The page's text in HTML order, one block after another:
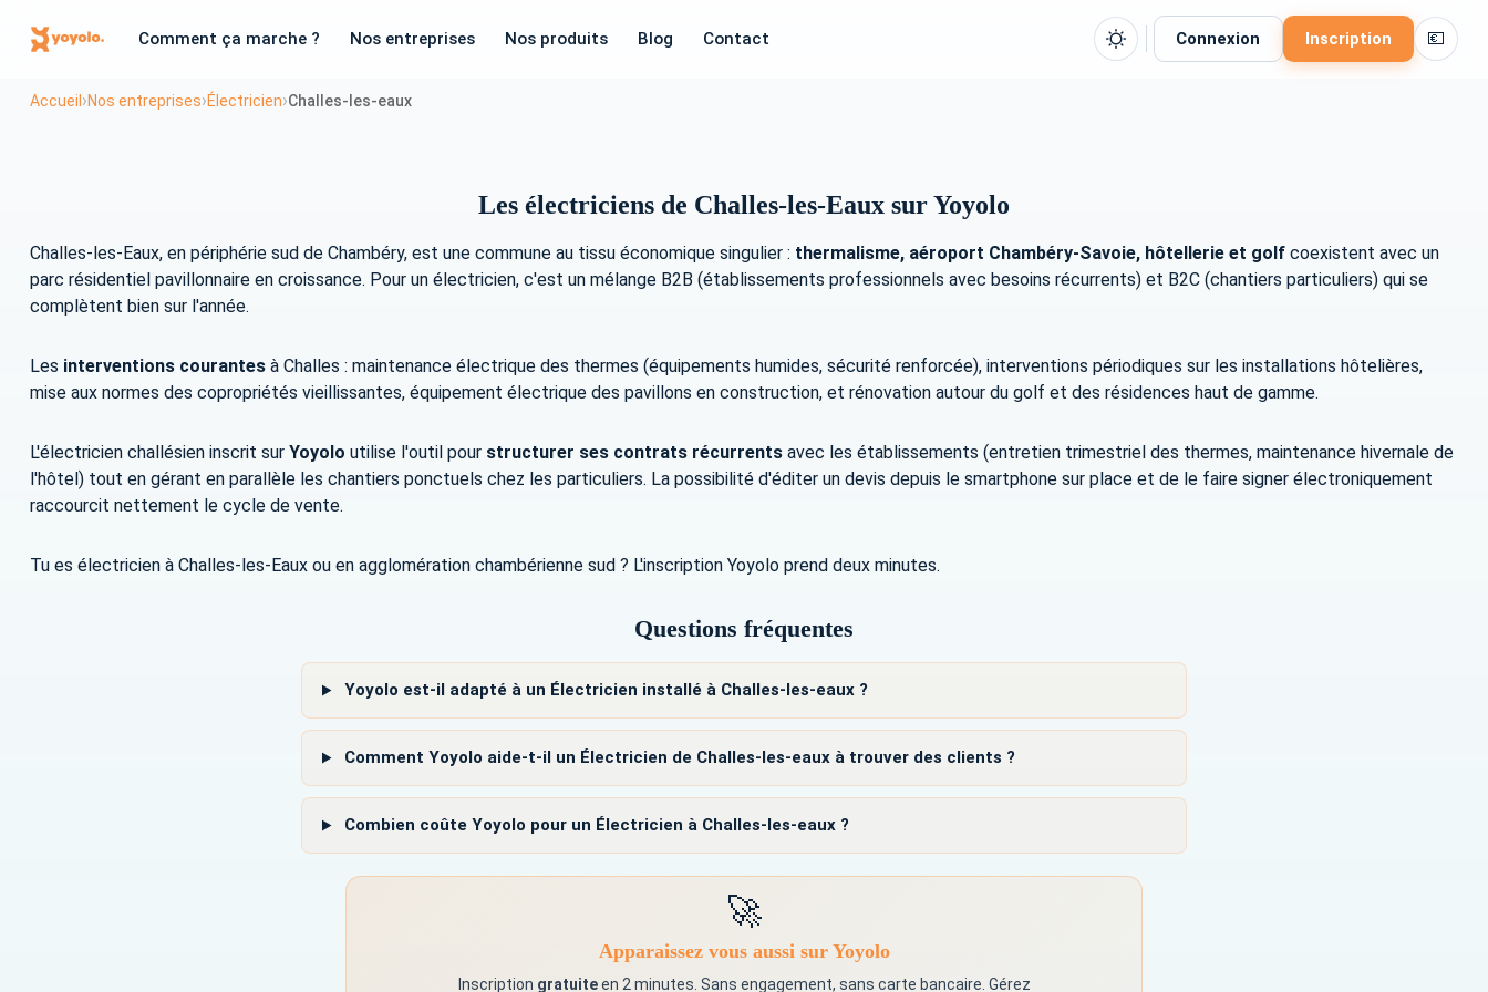
Comment ça marche ? Nos entreprises Nos produits Blog Contact Connexion Inscription 💶
Accueil ›Nos entreprises›Électricien›Challes-les-eaux
Les électriciens de Challes-les-Eaux sur Yoyolo
Challes-les-Eaux, en périphérie sud de Chambéry, est une commune au tissu économique singulier : thermalisme, aéroport Chambéry-Savoie, hôtellerie et golf coexistent avec un
parc résidentiel pavillonnaire en croissance. Pour un électricien, c'est un mélange B2B (établissements professionnels avec besoins récurrents) et B2C (chantiers particuliers) qui se
complètent bien sur l'année.
Les interventions courantes à Challes : maintenance électrique des thermes (équipements humides, sécurité renforcée), interventions périodiques sur les installations hôtelières,
mise aux normes des copropriétés vieillissantes, équipement électrique des pavillons en construction, et rénovation autour du golf et des résidences haut de gamme.
L'électricien challésien inscrit sur Yoyolo utilise l'outil pour structurer ses contrats récurrents avec les établissements (entretien trimestriel des thermes, maintenance hivernale de
l'hôtel) tout en gérant en parallèle les chantiers ponctuels chez les particuliers. La possibilité d'éditer un devis depuis le smartphone sur place et de le faire signer électroniquement
raccourcit nettement le cycle de vente.
Tu es électricien à Challes-les-Eaux ou en agglomération chambérienne sud ? L'inscription Yoyolo prend deux minutes.
Questions fréquentes
Yoyolo est-il adapté à un Électricien installé à Challes-les-eaux ?
Comment Yoyolo aide-t-il un Électricien de Challes-les-eaux à trouver des clients ?
Combien coûte Yoyolo pour un Électricien à Challes-les-eaux ?
🚀
Apparaissez vous aussi sur Yoyolo
Inscription gratuiteen 2 minutes. Sans engagement, sans carte bancaire. Gérez